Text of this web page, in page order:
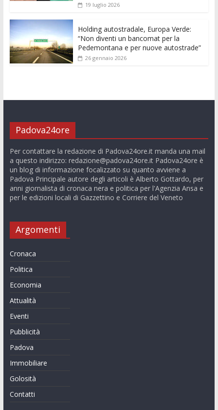
19 luglio 2026
Holding autostradale, Europa Verde:
“Non diventi un bancomat per la
Pedemontana e per nuove autostrade”
26 gennaio 2026
Padova24ore
Per contattare la redazione di Padova24ore.it manda una mail
a questo indirizzo: redazione@padova24ore.itPadova24ore è
un blog di informazione focalizzato su quanto avviene a
Padova Principale autore degli articoli è Alberto Gottardo, per
anni giornalista di cronaca nera e politica per l'Agenzia Ansa e
per le edizioni locali di Gazzettino e Corriere del Veneto
Argomenti
Cronaca
Politica
Economia
Attualità
Eventi
Pubblicità
Padova
Immobiliare
Golosità
Contatti